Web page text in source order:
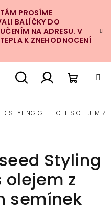
PROSÍME
BALÍČKY DO
NA ADRESU. V
K ZNEHODNOCENÍ
STYLING GEL - GEL S OLEJEM Z
Styling
olejem z
semínek